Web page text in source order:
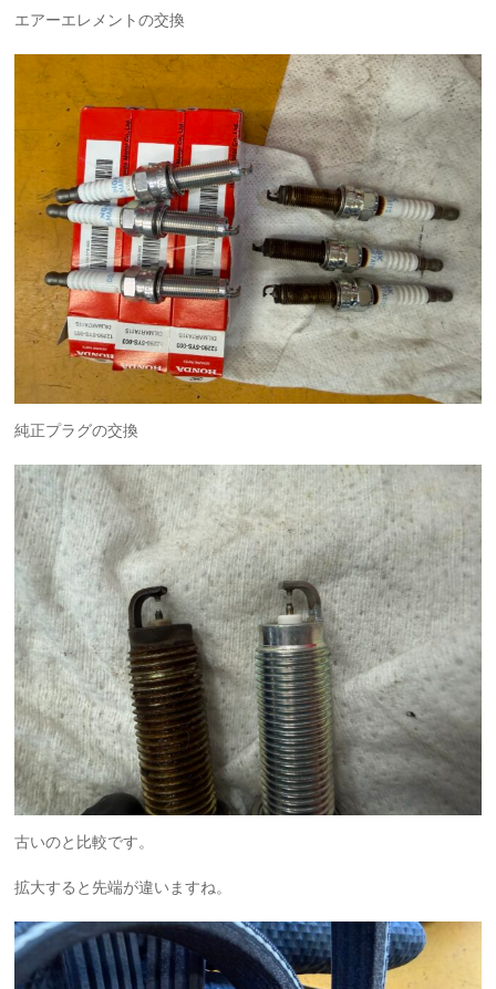
エアーエレメントの交換
純正プラグの交換
古いのと比較です。
拡大すると先端が違いますね。